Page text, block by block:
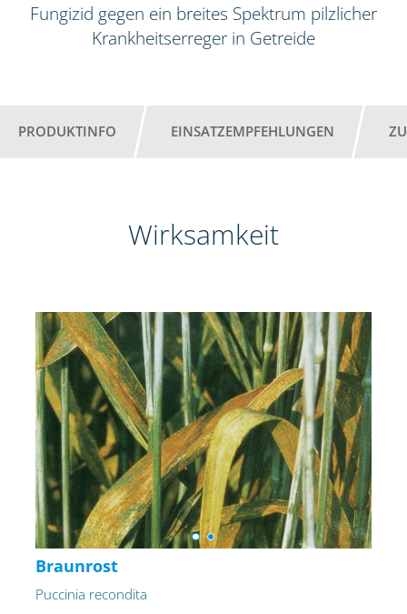
Fungizid gegen ein breites Spektrum pilzlicher
Krankheitserreger in Getreide
PRODUKTINFO EINSATZEMPFEHLUNGEN
Wirksamkeit
Braunrost
Puccinia recondita